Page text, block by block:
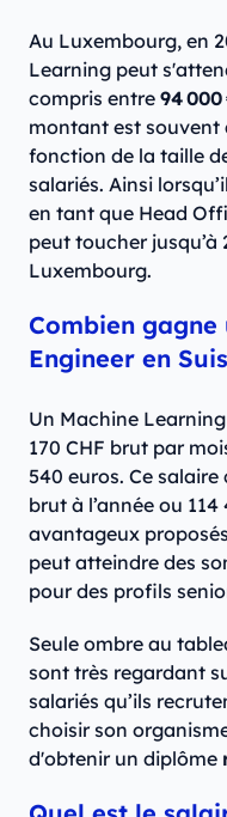
Au Luxembourg, en
Learning peut
compris entre 94 000
montant est souvent
fonction de la taille
salariés. Ainsi
en tant que Head
peut toucher
Luxembourg.
Combien gagne
Engineer en
Un Machine
170 CHF brut par
540 euros. Ce salaire
brut à l’année ou 114
avantageux
peut atteindre des
pour des profils
Seule ombre au
sont très regardant
salariés qu’ils
choisir son
d'obtenir un diplôme